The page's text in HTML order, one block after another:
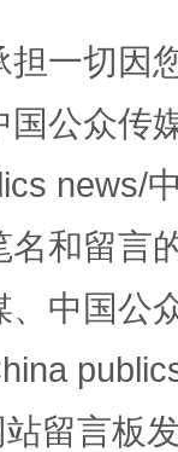
规模
一切因
公众传
news/
和留言
、中国公
留言板